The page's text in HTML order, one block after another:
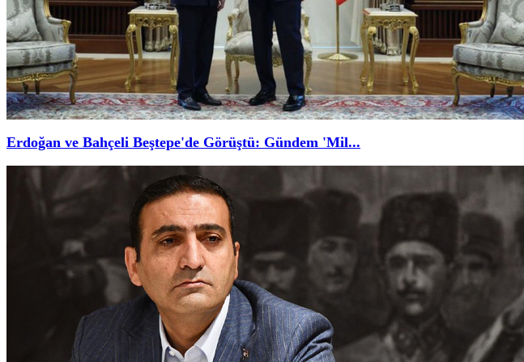
Erdoğan ve Bahçeli Beştepe'de Görüştü: Gündem 'Mil...